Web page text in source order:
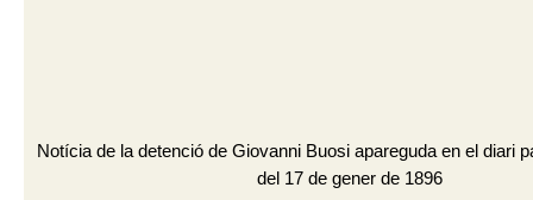
Notícia de la detenció de Giovanni Buosi apareguda en el diari
del 17 de gener de 1896